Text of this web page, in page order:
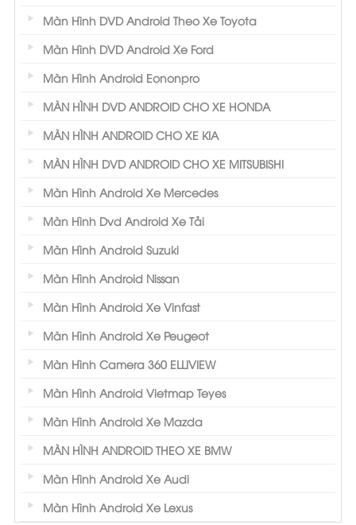
Màn Hình DVD Android Theo Xe Toyota
Màn Hình DVD Android Xe Ford
Màn Hình Android Eononpro
MÀN HÌNH DVD ANDROID CHO XE HONDA
MÀN HÌNH ANDROID CHO XE KIA
MÀN HÌNH DVD ANDROID CHO XE MITSUBISHI
Màn Hình Android Xe Mercedes
Màn Hình Dvd Android Xe Tải
Màn Hình Android Suzuki
Màn Hình Android Nissan
Màn Hình Android Xe Vinfast
Màn Hình Android Xe Peugeot
Màn Hình Camera 360 ELLIVIEW
Màn Hình Android Vietmap Teyes
Màn Hình Android Xe Mazda
MÀN HÌNH ANDROID THEO XE BMW
Màn Hình Android Xe Audi
Màn Hình Android Xe Lexus